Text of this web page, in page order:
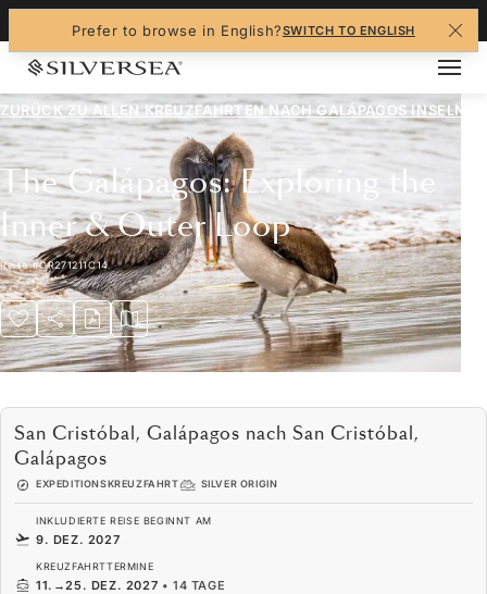
Prefer to browse in English?SWITCH TO ENGLISH
ZURÜCK ZU ALLENKREUZFAHRTEN NACH GALÁPAGOS INSELN
The Galápagos: Exploring the
Inner & Outer Loop
Reise#OR271211C14
San Cristóbal, Galápagos nach San Cristóbal,
Galápagos
EXPEDITIONSKREUZFAHRT SILVER ORIGIN
INKLUDIERTE REISE BEGINNT AM
9. DEZ. 2027
KREUZFAHRTTERMINE
11. →25. DEZ. 2027 •14 TAGE